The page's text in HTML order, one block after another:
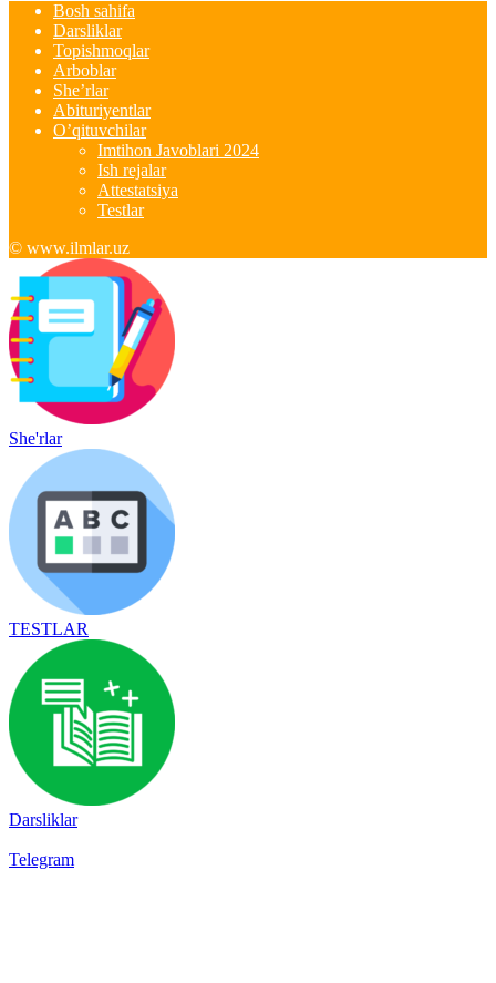
Bosh sahifa
Darsliklar
Topishmoqlar
Arboblar
She’rlar
Abituriyentlar
O’qituvchilar
Imtihon Javoblari 2024
Ish rejalar
Attestatsiya
Testlar
© www.ilmlar.uz
She'rlar
TESTLAR
Darsliklar
Telegram